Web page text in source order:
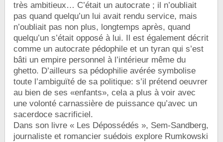
très ambitieux… C’était un autocrate ; il n’oubliait
pas quand quelqu’un lui avait rendu service, mais
n’oubliait pas non plus, longtemps après, quand
quelqu’un s’était opposé à lui. Il est également décrit
comme un autocrate pédophile et un tyran qui s’est
bâti un empire personnel à l’intérieur même du
ghetto. D’ailleurs sa pédophilie avérée symbolise
toute l’ambiguïté de sa politique: s’il prétend oeuvrer
au bien de ses «enfants», cela a plus à voir avec
une volonté carnassière de puissance qu’avec un
sacerdoce sacrificiel.
Dans son livre « Les Dépossédés », Sem-Sandberg,
journaliste et romancier suédois explore Rumkowski